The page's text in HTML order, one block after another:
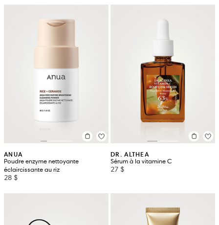
ANUA
Poudre enzyme nettoyante
éclaircissante au riz
28 $
DR. ALTHEA
Sérum à la vitamine C
27 $